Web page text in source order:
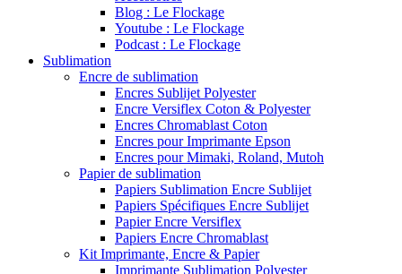
Blog : Le Flockage
Youtube : Le Flockage
Podcast : Le Flockage
Sublimation
Encre de sublimation
Encres Sublijet Polyester
Encre Versiflex Coton & Polyester
Encres Chromablast Coton
Encres pour Imprimante Epson
Encres pour Mimaki, Roland, Mutoh
Papier de sublimation
Papiers Sublimation Encre Sublijet
Papiers Spécifiques Encre Sublijet
Papier Encre Versiflex
Papiers Encre Chromablast
Kit Imprimante, Encre & Papier
Imprimante Sublimation Polyester